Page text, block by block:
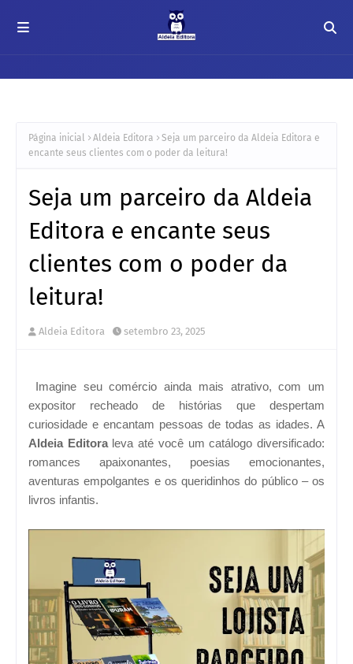
Página inicial Aldeia Editora
Seja um parceiro da Aldeia Editora e
encante seus clientes com o poder da leitura!
Seja um parceiro da Aldeia
Editora e encante seus
clientes com o poder da
leitura!
Aldeia Editora setembro 23, 2025
Imagine seu comércio ainda mais atrativo, com um
expositor recheado de histórias que despertam
curiosidade e encantam pessoas de todas as idades. A
Aldeia Editoraleva até você um catálogo diversificado:
romances apaixonantes, poesias emocionantes,
aventuras empolgantes e os queridinhos do público – os
livros infantis.